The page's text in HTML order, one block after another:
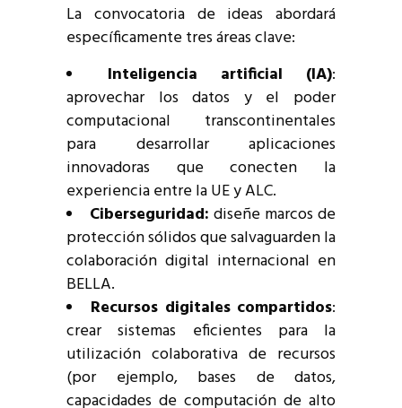
La convocatoria de ideas abordará
específicamente tres áreas clave:
Inteligencia artificial (IA):
aprovechar los datos y el poder
computacional transcontinentales
para desarrollar aplicaciones
innovadoras que conecten la
experiencia entre la UE y ALC.
Ciberseguridad: diseñe marcos de
protección sólidos que salvaguarden la
colaboración digital internacional en
BELLA.
Recursos digitales compartidos:
crear sistemas eficientes para la
utilización colaborativa de recursos
(por ejemplo, bases de datos,
capacidades de computación de alto